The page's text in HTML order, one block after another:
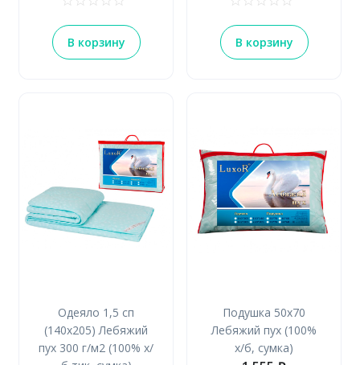
В корзину В корзину
Одеяло 1,5 сп
(140х205) Лебяжий
пух 300 г/м2 (100% х/
Подушка 50х70
Лебяжий пух (100%
х/б, сумка)